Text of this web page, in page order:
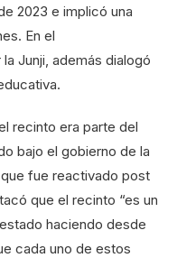
2023 e implicó una
En el
Junji, además dialogó
recinto era parte del
bajo el gobierno de la
fue reactivado post
que el recinto “es un
haciendo desde
cada uno de estos